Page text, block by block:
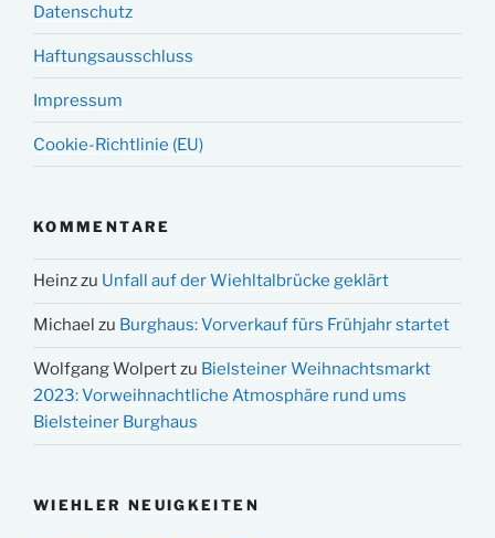
Datenschutz
Haftungsausschluss
Impressum
Cookie-Richtlinie (EU)
KOMMENTARE
Heinzzu Unfall auf der Wiehltalbrücke geklärt
Michael zu Burghaus: Vorverkauf fürs Frühjahr startet
Wolfgang Wolpertzu Bielsteiner Weihnachtsmarkt
2023: Vorweihnachtliche Atmosphäre rund ums
Bielsteiner Burghaus
WIEHLER NEUIGKEITEN